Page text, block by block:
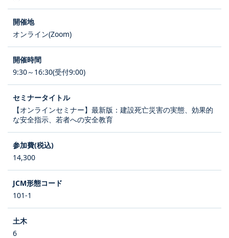
オンライン(Zoom)
9:30～16:30(受付9:00)
【オンラインセミナー】最新版：建設死亡災害の実態、効果的
な安全指示、若者への安全教育
14,300
101-1
6